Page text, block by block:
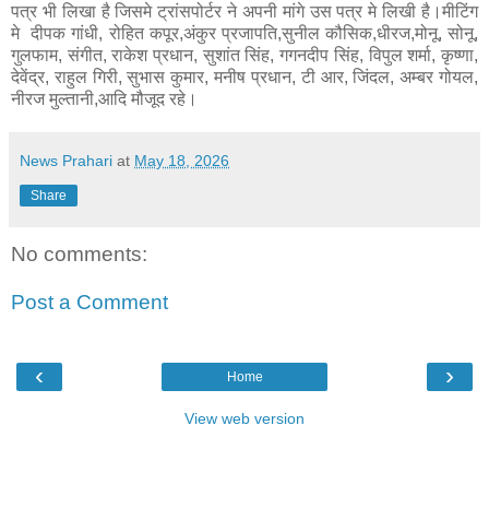
पत्र भी लिखा है जिसमे ट्रांसपोर्टर ने अपनी मांगे उस पत्र मे लिखी है।मीटिंग
मे दीपक गांधी, रोहित कपूर,अंकुर प्रजापति,सुनील कौसिक,धीरज,मोनू, सोनू,
गुलफाम, संगीत, राकेश प्रधान, सुशांत सिंह, गगनदीप सिंह, विपुल शर्मा, कृष्णा,
देवेंद्र, राहुल गिरी, सुभास कुमार, मनीष प्रधान, टी आर, जिंदल, अम्बर गोयल,
नीरज मुल्तानी,आदि मौजूद रहे।
News Prahari at May 18, 2026
Share
No comments:
Post a Comment
‹ ›
Home
View web version